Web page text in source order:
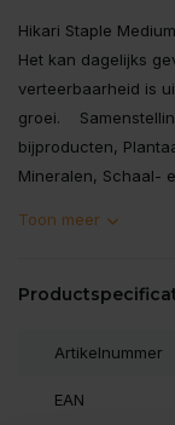
Hikari Staple
Het kan dagelijks
verteerbaarheid is
groei.
bijproducten,
Mineralen, Schaal-
Toon meer
Artikelnummer
EAN